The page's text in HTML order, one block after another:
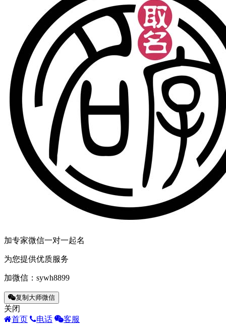
加专家微信一对一起名
为您提供优质服务
加微信： sywh8899
复制大师微信
关闭
首页
电话 客服